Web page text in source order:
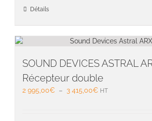
Détails
SOUND DEVICES ASTRAL
Récepteur double
2 995,00€ – 3 415,00€Plage
HT